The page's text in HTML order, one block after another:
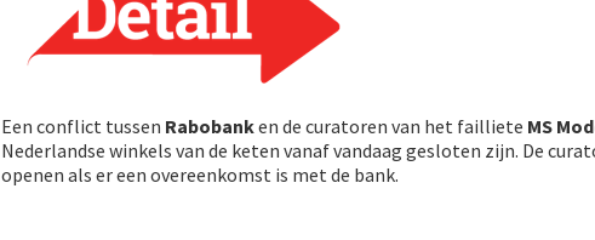
Een conflict tussen Rabobanken de curatoren van het failliete MS
Nederlandse winkels van de keten vanaf vandaag gesloten zijn. De
openen als er een overeenkomst is met de bank.